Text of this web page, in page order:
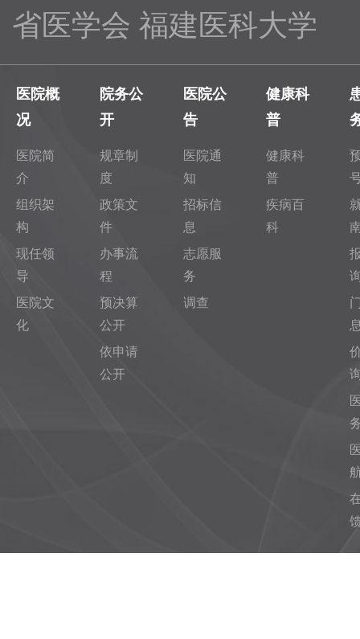
省医学会 福建医科大学
医院概
况
医院简
介
组织架
构
现任领
导
医院文
化
院务公
开
规章制
度
政策文
件
办事流
程
预决算
公开
依申请
公开
医院公
告
医院通
知
招标信
息
志愿服
务
调查
健康科
普
健康科
普
疾病百
科